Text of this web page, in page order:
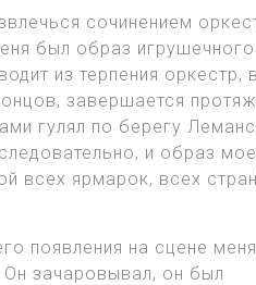
сочинением
был образ игрушечного
из терпения оркестр,
завершается
гулял по берегу
и образ
всех ярмарок, всех
появления на сцене меня
зачаровывал, он был